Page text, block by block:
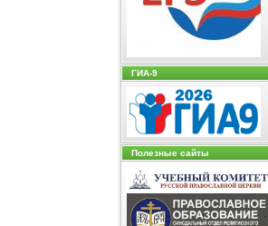
ГИА-9
Полезные сайты